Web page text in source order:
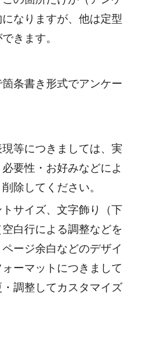
なりますが、他は定型
きます。
条書き形式でアンケー
等につきましては、実
要性・お好みなどによ
除してください。
サイズ、文字飾り（下
白行による調整などを
ージ余白などのデザイ
ーマットにつきまして
調整してカスタマイズ